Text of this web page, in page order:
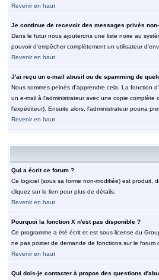
Revenir en haut
Je continue de recevoir des messages privés
Dans le futur nous ajouterons une liste noire au
pouvoir d'empêcher complètement un utilisateur
Revenir en haut
J'ai reçu un e-mail abusif ou de spamming de
Nous sommes peinés d'apprendre cela. La fonction
un e-mail à l'administrateur avec une copie
l'expéditeur). Ensuite alors, l'administrateur pourra
Revenir en haut
Qui a écrit ce forum ?
Ce logiciel (sous sa forme non-modifiée) est produit,
cliquez sur le lien pour plus de détails.
Revenir en haut
Pourquoi la fonction X n'est pas disponible ?
Ce programme a été écrit et est sous license du
ne pas poster de demande de fonctions sur le
Revenir en haut
Qui dois-je contacter à propos des questions